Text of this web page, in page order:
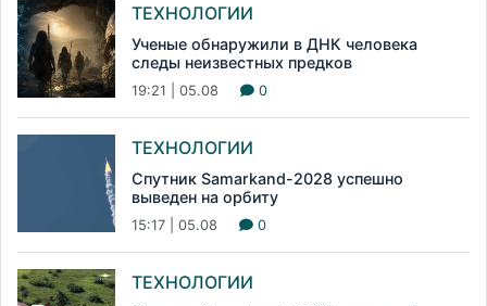
ТЕХНОЛОГИИ
Ученые обнаружили в ДНК человека
следы неизвестных предков
19:21 | 05.08 0
ТЕХНОЛОГИИ
Спутник Samarkand-2028 успешно
выведен на орбиту
15:17 | 05.08 0
ТЕХНОЛОГИИ